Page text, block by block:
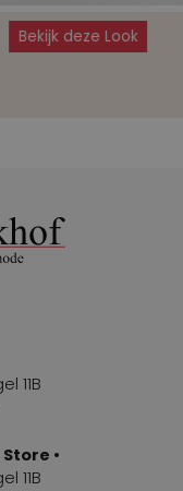
Bekijk deze Look
11B
•
11B